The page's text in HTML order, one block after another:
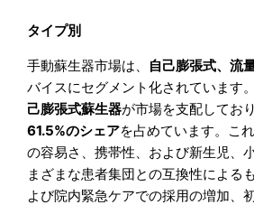
タイプ別
手動蘇生器市場は、 自己膨張式、流
バイスにセグメント化されています
己膨張式蘇生器が市場を支配してお
61.5%のシェアを占めています。こ
の容易さ、携帯性、および新生児、
まざまな患者集団との互換性による
よび院内緊急ケアでの採用の増加、